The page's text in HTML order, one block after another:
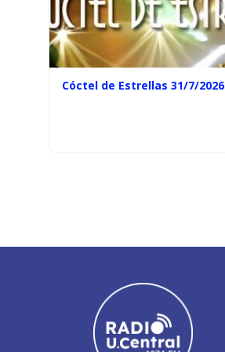
Cóctel de Estrellas 31/7/2026